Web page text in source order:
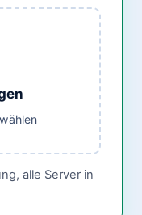
alle Server in